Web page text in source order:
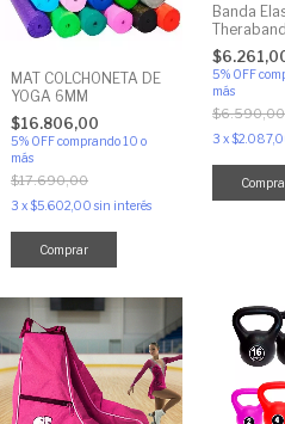
MAT COLCHONETA DE
YOGA 6MM
$16.806,00
5% OFFcomprando 10 o
más
$17.690,00
3 x$5.602,00 sin interés
Comprar
Banda
Tensión
Alta)
5% OFF
más
$6.590,00
3 x